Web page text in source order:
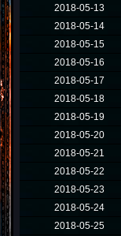
2018-05-13
2018-05-14
2018-05-15
2018-05-16
2018-05-17
2018-05-18
2018-05-19
2018-05-20
2018-05-21
2018-05-22
2018-05-23
2018-05-24
2018-05-25